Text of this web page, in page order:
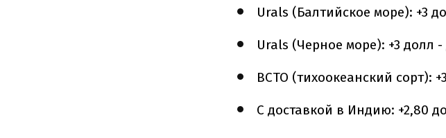
Urals (Балтийское море): +3
Urals (Черное море): +3 долл
ВСТО (тихоокеанский сорт):
С доставкой в Индию: +2,80